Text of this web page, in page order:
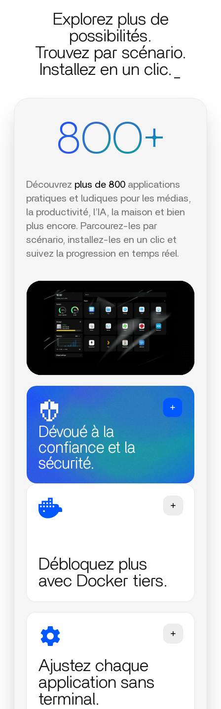
Explorez plus de
possibilités.
Trouvez par scénario.
Installez en un clic._
8OO+
Découvrez plus de 800 applications
pratiques et ludiques pour les médias,
la productivité, l’IA, la maison et bien
plus encore. Parcourez-les par
scénario, installez-les en un clic et
suivez la progression en temps réel.
Dévoué à la
confiance et la
sécurité.
Débloquez plus
avec Docker tiers.
Ajustez chaque
application sans
terminal.